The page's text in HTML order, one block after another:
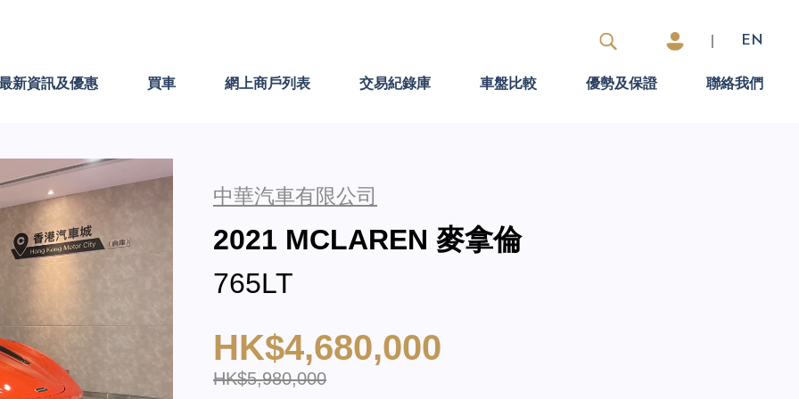
EN
新資訊及優惠 買車 網上商戶列表 交易紀錄庫 車盤比較 優勢及保證 聯絡我們
中華汽車有限公司
2021 MCLAREN 麥拿倫
765LT
HK$4,680,000
HK$5,980,000